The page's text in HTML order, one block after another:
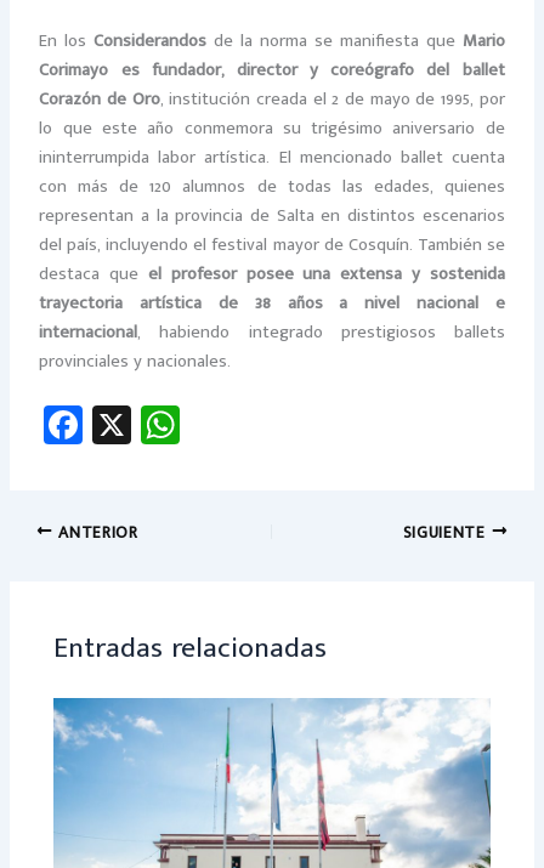
En losConsiderandos de la norma se manifiesta que Mario
Corimayo es fundador, director y coreógrafo del ballet
Corazón de Oro, institución creada el 2 de mayo de 1995, por
lo que este año conmemora su trigésimo aniversario de
ininterrumpida labor artística. El mencionado ballet cuenta
con más de 120 alumnos de todas las edades, quienes
representan a la provincia de Salta en distintos escenarios
del país, incluyendo el festival mayor de Cosquín. También se
destaca que el profesor posee una extensa y sostenida
trayectoria artística de 38 años a nivel nacional e
internacional, habiendo integrado prestigiosos ballets
provinciales y nacionales.
Fa
ce
o
X
ANTERIOR SIGUIENTE
Entradas relacionadas